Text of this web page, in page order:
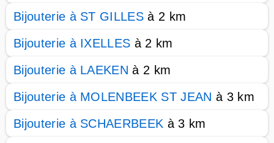
Bijouterie à ST GILLES à 2 km
Bijouterie à IXELLES à 2 km
Bijouterie à LAEKEN à 2 km
Bijouterie à MOLENBEEK ST JEAN à 3 km
Bijouterie à SCHAERBEEK à 3 km